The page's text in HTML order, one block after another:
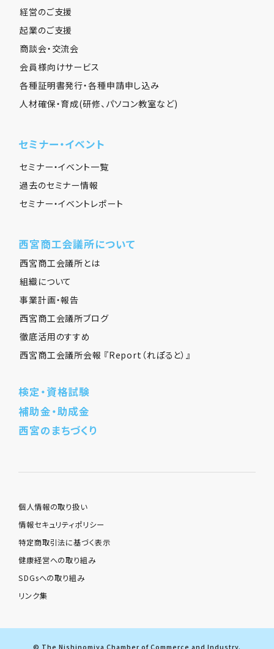
経営のご支援
起業のご支援
商談会・交流会
会員様向けサービス
各種証明書発行・各種申請申し込み
人材確保・育成(研修、パソコン教室など)
セミナー・イベント
セミナー・イベント一覧
過去のセミナー情報
セミナー・イベントレポート
西宮商工会議所について
西宮商工会議所とは
組織について
事業計画・報告
西宮商工会議所ブログ
徹底活用のすすめ
西宮商工会議所会報 『Report（れぽると）』
検定・資格試験
補助金・助成金
西宮のまちづくり
個人情報の取り扱い
情報セキュリティポリシー
特定商取引法に基づく表示
健康経営への取り組み
SDGsへの取り組み
リンク集
© The Nishinomiya Chamber of Commerce and Industry.